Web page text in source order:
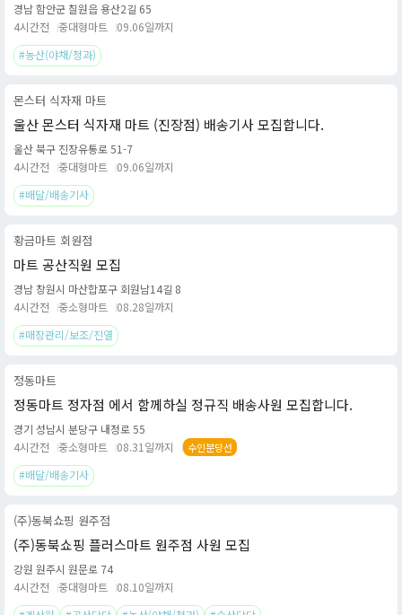
경남 함안군 칠원읍 용산2길 65
4시간전
중대형마트
09.06일까지
#농산(야채/청과)
몬스터 식자재 마트
울산 몬스터 식자재 마트 (진장점) 배송기사 모집합니다.
울산 북구 진장유통로 51-7
4시간전
중대형마트
09.06일까지
#배달/배송기사
황금마트 회원점
마트 공산직원 모집
경남 창원시 마산합포구 회원남14길 8
4시간전
중소형마트
08.28일까지
#매장관리/보조/진열
정동마트
정동마트 정자점 에서 함께하실 정규직 배송사원 모집합니다.
경기 성남시 분당구 내정로 55
4시간전
중소형마트 08.31일까지 수인분당선
#배달/배송기사
(주)동북쇼핑 원주점
(주)동북쇼핑 플러스마트 원주점 사원 모집
강원 원주시 원문로 74
4시간전
중대형마트
08.10일까지